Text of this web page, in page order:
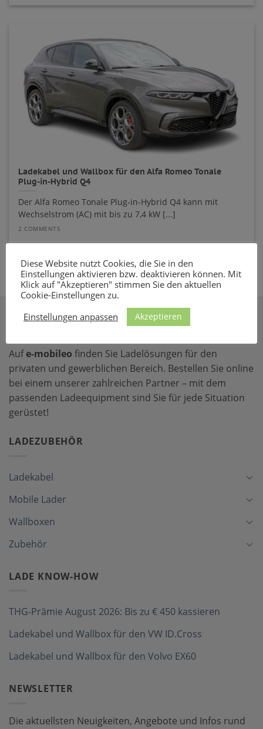
Ladekabel und Wallbox für den Alfa Romeo Tonale
Plug-in-Hybrid Q4
Der Alfa Romeo Tonale Plug-in-Hybrid Q4 kann mit
Wechselstrom (AC) mit bis zu 7,4 kW [...]
2 COMMENTS
ÜBER E-MOBILEO
Aufe-mobileo finden Sie Ladelösungen für den
privaten und gewerblichen Bereich. Bestellen Sie online
bei einem unserer zahlreichen Partner – mit dem
passenden Ladeequipment sind Sie für jede Situation
gerüstet!
LADEZUBEHÖR
Ladekabel
Mobile Lader
Wallboxen
Zubehör
LADE KNOW-HOW
THG-Prämie August 2026: Bis zu € 450 kassieren
Ladekabel und Wallbox für den VW ID.Cross
Ladekabel und Wallbox für den Volvo EX60
NEWSLETTER
Die aktuellsten Neuigkeiten, Angebote und Infos rund
Diese Website nutzt Cookies, die Sie in den
Einstellungen aktivieren bzw. deaktivieren können. Mit
Klick auf "Akzeptieren" stimmen Sie den aktuellen
Cookie-Einstellungen zu.
Einstellungen anpassen
Akzeptieren